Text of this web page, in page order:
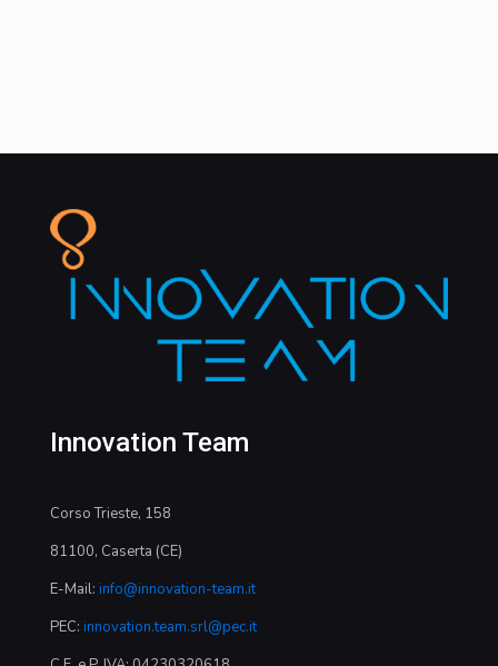
Innovation Team
Corso Trieste, 158
81100, Caserta (CE)
E-Mail: info@innovation-team.it
PEC: innovation.team.srl@pec.it